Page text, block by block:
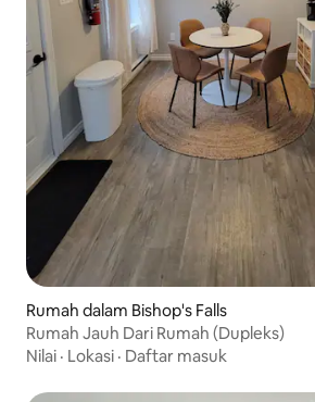
Rumah dalam Bishop's Falls
Rumah Jauh Dari Rumah (Dupleks)
Nilai · Lokasi · Daftar masuk